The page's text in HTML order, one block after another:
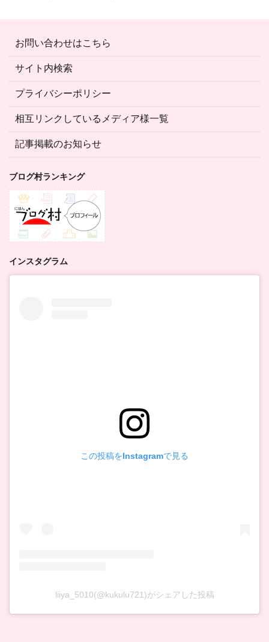
お問い合わせはこちら
サイト内検索
プライバシーポリシー
相互リンクしているメディア様一覧
記事掲載のお知らせ
ブログ村ランキング
インスタグラム
この投稿をInstagramで見る
liiya_5010(@kukulu721)がシェアした投稿